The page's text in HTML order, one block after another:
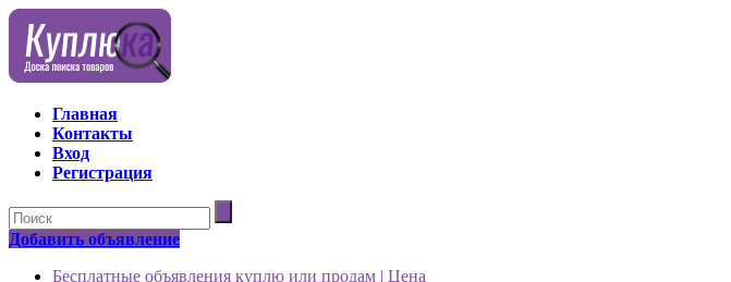
Главная
Контакты
Вход
Регистрация
Добавить объявление
Бесплатные объявления куплю или продам | Цена